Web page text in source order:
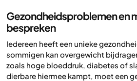
Gezondheidsproblemen en
bespreken
Iedereen heeft een unieke
sommigen kan overgewicht
zoals hoge bloeddruk, diabetes of
dierbare hiermee kampt, moet een